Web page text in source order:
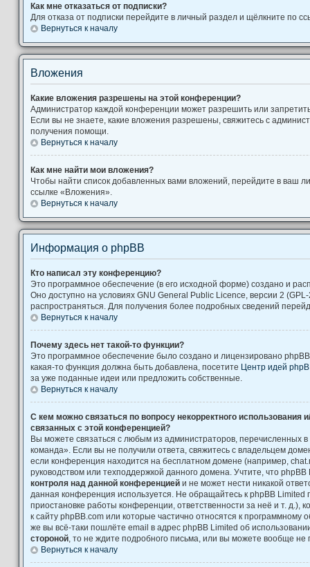
Как мне отказаться от подписки?
Для отказа от подписки перейдите в личный раздел и щёлкните по
Вернуться к началу
Вложения
Какие вложения разрешены на этой конференции?
Администратор каждой конференции может разрешить или
Если вы не знаете, какие вложения разрешены, свяжитесь с
получения помощи.
Вернуться к началу
Как мне найти мои вложения?
Чтобы найти список добавленных вами вложений, перейдите в ваш
ссылке «Вложения».
Вернуться к началу
Информация о phpBB
Кто написал эту конференцию?
Это программное обеспечение (в его исходной форме) создано и
Оно доступно на условиях GNU General Public Licence, версии 2
распространяться. Для получения более подробных сведений
Вернуться к началу
Почему здесь нет такой-то функции?
Это программное обеспечение было создано и лицензировано
какая-то функция должна быть добавлена, посетите Центр идей
за уже поданные идеи или предложить собственные.
Вернуться к началу
С кем можно связаться по вопросу некорректного использования
связанных с этой конференцией?
Вы можете связаться с любым из администраторов, перечисленных
команда». Если вы не получили ответа, свяжитесь с владельцем
если конференция находится на бесплатном домене (например,
руководством или техподдержкой данного домена. Учтите, что
контроля над данной конференцией и не может нести никакой
данная конференция используется. Не обращайтесь к phpBB Limited
приостановке работы конференции, ответственности за неё и т. д.),
к сайту phpBB.com или которые частично относятся к программному
же вы всё-таки пошлёте email в адрес phpBB Limited об
стороной , то не ждите подробного письма, или вы можете вообще не
Вернуться к началу